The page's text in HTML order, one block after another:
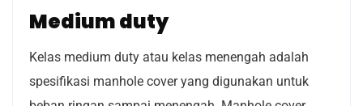
Medium duty
Kelas medium duty atau kelas menengah adalah
spesifikasi manhole cover yang digunakan untuk